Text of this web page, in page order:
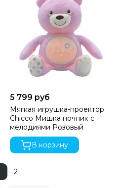
5 799 руб
Мягкая игрушка-проектор
Chicco Мишка ночник с
мелодиями Розовый
В корзину
2